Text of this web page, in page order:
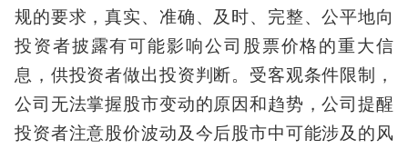
规的要求，真实、准确、及时、完整、公平地向
投资者披露有可能影响公司股票价格的重大信
息，供投资者做出投资判断。受客观条件限制，
公司无法掌握股市变动的原因和趋势，公司提醒
投资者注意股价波动及今后股市中可能涉及的风